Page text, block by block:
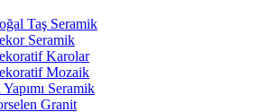
Taş Seramik
Seramik
Karolar
Mozaik
Seramik
Granit